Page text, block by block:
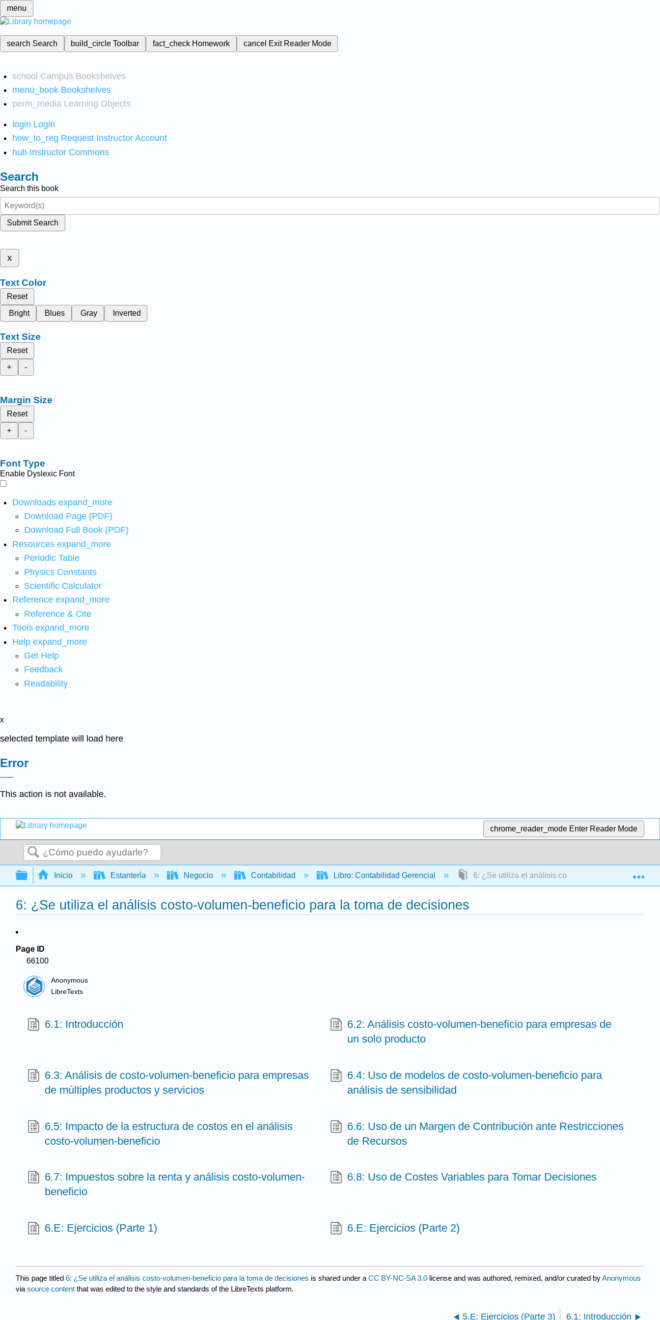
menu
search Search build_circleToolbar fact_check Homework cancel Exit Reader Mode
school Campus Bookshelves
menu_book Bookshelves
perm_media Learning Objects
login Login
how_to_reg Request Instructor Account
hub Instructor Commons
Search
Search this book
Submit Search
x
Text Color
Reset
Bright
Blues Gray Inverted
Text Size
Reset
+
-
Margin Size
Reset
+
-
Font Type
Enable Dyslexic Font
Downloads expand_more
Download Page (PDF)
Download Full Book (PDF)
Resources expand_more
Periodic Table
Physics Constants
Scientific Calculator
Reference expand_more
Reference & Cite
Tools expand_more
Help expand_more
Get Help
Feedback
Readability
x
selected template will load here
Error
This action is not available.
chrome_reader_mode Enter Reader Mode
Buscar
Expandir/contraer jerarquía global
Inicio Estantería Negocio Contabilidad Libro: Contabilidad Gerencial 6: ¿Se utiliza el análisis costo-volumen-beneficio
6: ¿Se utiliza el análisis costo-volumen-beneficio para la toma de decisiones
Page ID
66100
Anonymous
LibreTexts
6.1: Introducción
6.2: Análisis costo-volumen-beneficio para empresas de
un solo producto
6.3: Análisis de costo-volumen-beneficio para empresas
de múltiples productos y servicios
6.4: Uso de modelos de costo-volumen-beneficio para
análisis de sensibilidad
6.5: Impacto de la estructura de costos en el análisis
costo-volumen-beneficio
6.6: Uso de un Margen de Contribución ante Restricciones
de Recursos
6.7: Impuestos sobre la renta y análisis costo-volumen-
beneficio
6.8: Uso de Costes Variables para Tomar Decisiones
6.E: Ejercicios (Parte 1) 6.E: Ejercicios (Parte 2)
This page titled 6: ¿Se utiliza el análisis costo-volumen-beneficio para la toma de decisiones is shared under a CC BY-NC-SA 3.0 license and was authored, remixed, and/or curated byAnonymous
via source content that was edited to the style and standards of the LibreTexts platform.
5.E: Ejercicios (Parte 3) 6.1: Introducción